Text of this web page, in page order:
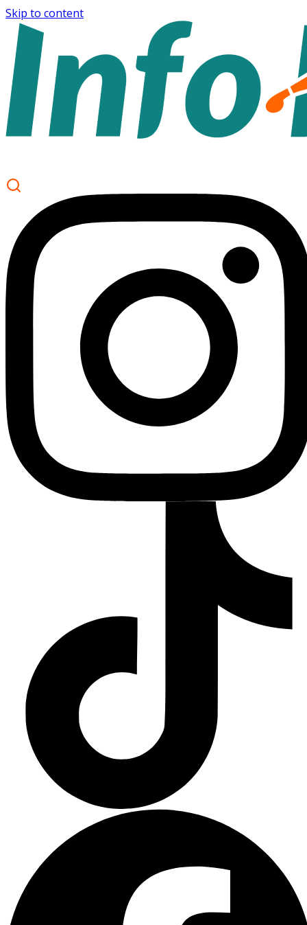
Skip to content